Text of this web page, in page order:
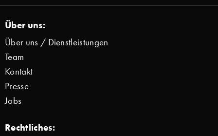
Über uns:
Über uns / Dienstleistungen
Team
Kontakt
Presse
Jobs
Rechtliches: